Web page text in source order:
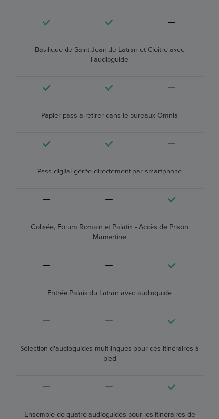
Basilique de Saint-Jean-de-Latran et Cloître avec
l'audioguide
Papier pass a retirer dans le bureaux Omnia
Pass digital gérée directement par smartphone
Colisée, Forum Romain et Palatin - Accès de Prison
Mamertine
Entrée Palais du Latran avec audioguide
Sélection d'audioguides multilingues pour des itinéraires à
pied
Ensemble de quatre audioguides pour les itinéraires de